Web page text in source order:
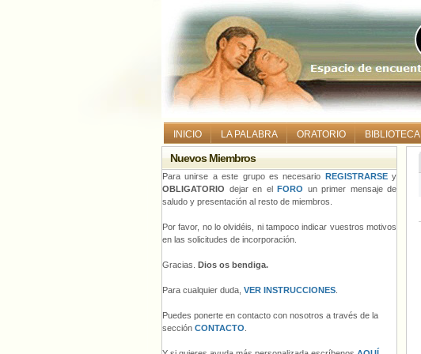
INICIO LA PALABRA ORATORIO BIBLIOTECA
Nuevos Miembros
Para unirse a este grupo es necesario REGISTRARSEy
OBLIGATORIO dejar en el FORO un primer mensaje de
saludo y presentación al resto de miembros.
Por favor, no lo olvidéis, ni tampoco indicar vuestros motivos
en las solicitudes de incorporación.
Gracias. Dios os bendiga.
Para cualquier duda, VER INSTRUCCIONES
Puedes ponerte en contacto con nosotros a través de la
sección CONTACTO